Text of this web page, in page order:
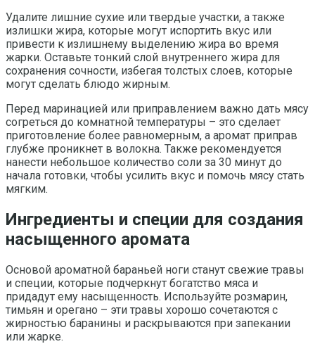
Удалите лишние сухие или твердые участки, а также
излишки жира, которые могут испортить вкус или
привести к излишнему выделению жира во время
жарки. Оставьте тонкий слой внутреннего жира для
сохранения сочности, избегая толстых слоев, которые
могут сделать блюдо жирным.
Перед маринацией или приправлением важно дать мясу
согреться до комнатной температуры – это сделает
приготовление более равномерным, а аромат приправ
глубже проникнет в волокна. Также рекомендуется
нанести небольшое количество соли за 30 минут до
начала готовки, чтобы усилить вкус и помочь мясу стать
мягким.
Ингредиенты и специи для создания
насыщенного аромата
Основой ароматной бараньей ноги станут свежие травы
и специи, которые подчеркнут богатство мяса и
придадут ему насыщенность. Используйте розмарин,
тимьян и орегано – эти травы хорошо сочетаются с
жирностью баранины и раскрываются при запекании
или жарке.